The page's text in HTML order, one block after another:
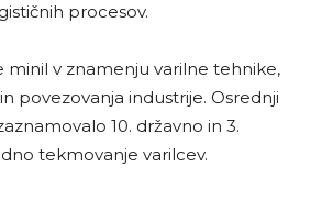
procesov.
minil v znamenju varilne tehnike,
povezovanja industrije. Osrednji
10. državno in 3.
tekmovanje varilcev.